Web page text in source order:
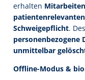
erhalten
Schweigepflicht.
personenbezogene
unmittelbar
Offline-Modus &